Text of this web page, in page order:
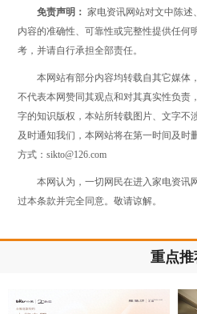
免责声明： 家电资讯网站对文中陈述
内容的准确性、可靠性或完整性提供任何
考，并请自行承担全部责任。
本网站有部分内容均转载自其它媒体
不代表本网赞同其观点和对其真实性负责
字的知识版权，本站所转载图片、文字不
及时通知我们，本网站将在第一时间及时
方式：sikto@126.com
本网认为，一切网民在进入家电资讯
过本条款并完全同意。敬请谅解。
重点推